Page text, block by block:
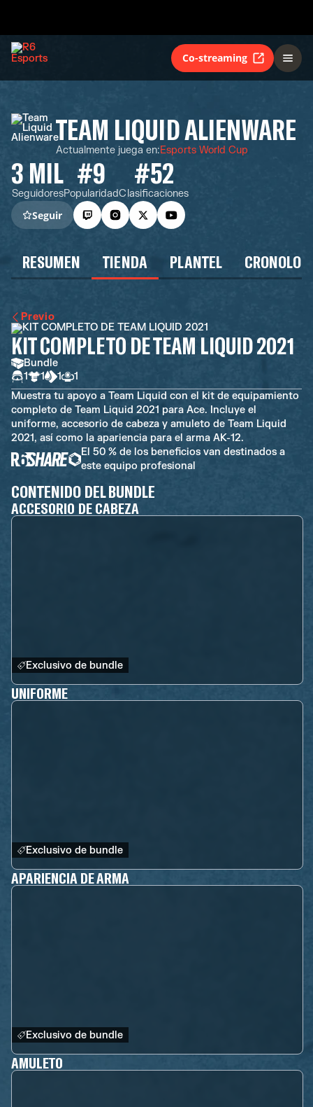
Co-streaming
TEAM LIQUID ALIENWARE
Actualmente juega en:Esports World Cup
3 MIL
Seguidores
#9
Popularidad
#52
Clasificaciones
Seguir
RESUMEN TIENDA PLANTEL
Previo
KIT COMPLETO DE TEAM LIQUID 2021
Bundle
1
1 1
1
Muestra tu apoyo a Team Liquid con el kit de equipamiento
completo de Team Liquid 2021 para Ace. Incluye el
uniforme, accesorio de cabeza y amuleto de Team Liquid
2021, así como la apariencia para el arma AK-12.
El 50 % de los beneficios van destinados a
este equipo profesional
CONTENIDO DEL BUNDLE
ACCESORIO DE CABEZA
Exclusivo de bundle
UNIFORME
Exclusivo de bundle
APARIENCIA DE ARMA
Exclusivo de bundle
AMULETO